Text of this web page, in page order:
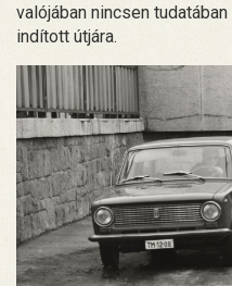
valójában nincsen
indított útjára.